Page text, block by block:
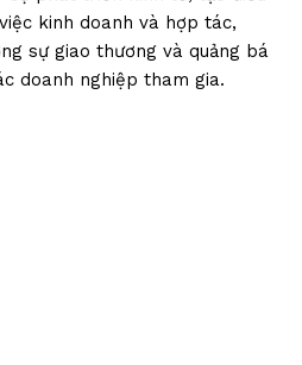
kinh doanh và hợp tác,
sự giao thương và quảng bá
doanh nghiệp tham gia.